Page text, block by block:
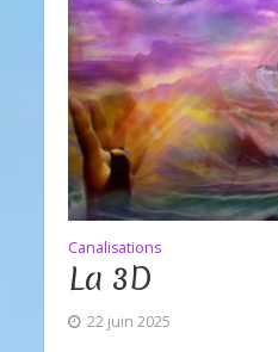
Canalisations
La 3D
22 juin 2025